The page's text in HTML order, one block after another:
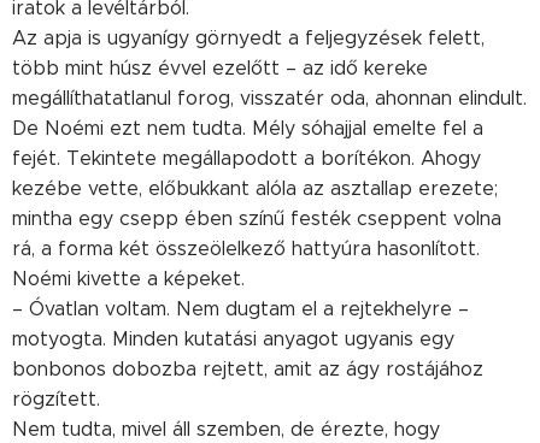
iratok a levéltárból.
Az apja is ugyanígy görnyedt a feljegyzések felett,
több mint húsz évvel ezelőtt – az idő kereke
megállíthatatlanul forog, visszatér oda, ahonnan elindult.
De Noémi ezt nem tudta. Mély sóhajjal emelte fel a
fejét. Tekintete megállapodott a borítékon. Ahogy
kezébe vette, előbukkant alóla az asztallap erezete;
mintha egy csepp ében színű festék cseppent volna
rá, a forma két összeölelkező hattyúra hasonlított.
Noémi kivette a képeket.
– Óvatlan voltam. Nem dugtam el a rejtekhelyre –
motyogta. Minden kutatási anyagot ugyanis egy
bonbonos dobozba rejtett, amit az ágy rostájához
rögzített.
Nem tudta, mivel áll szemben, de érezte, hogy